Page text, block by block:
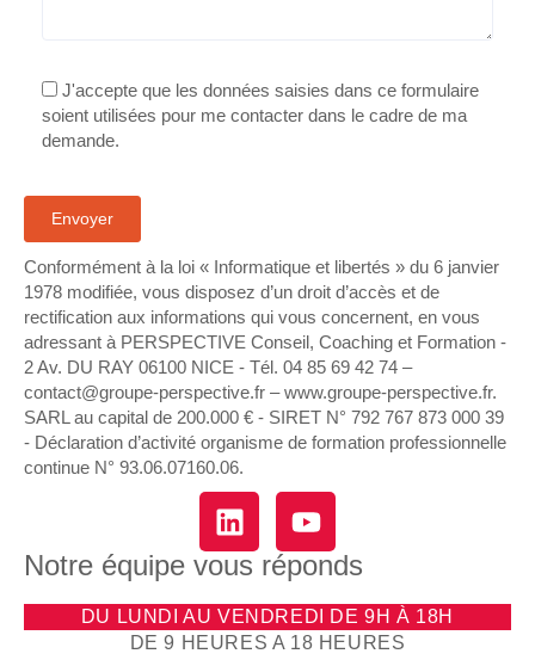
J'accepte que les données saisies dans ce formulaire
soient utilisées pour me contacter dans le cadre de ma
demande.
Conformément à la loi « Informatique et libertés » du 6 janvier
1978 modifiée, vous disposez d’un droit d’accès et de
rectification aux informations qui vous concernent, en vous
adressant à PERSPECTIVE Conseil, Coaching et Formation -
2 Av. DU RAY 06100 NICE - Tél. 04 85 69 42 74⁩ –
contact@groupe-perspective.fr – www.groupe-perspective.fr.
SARL au capital de 200.000 € - SIRET N° 792 767 873 000 39
- Déclaration d’activité organisme de formation professionnelle
continue N° 93.06.07160.06.
Notre équipe vous réponds
DU LUNDI AU VENDREDI DE 9H À 18H
DE 9 HEURES A 18 HEURES